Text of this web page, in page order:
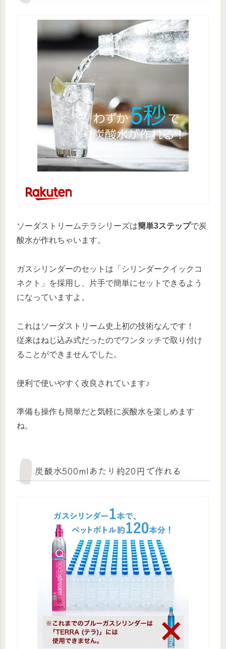
ソーダストリームテラシリーズは簡単3ステップで炭
酸水が作れちゃいます。
ガスシリンダーのセットは「シリンダークイックコ
ネクト」を採用し、片手で簡単にセットできるよう
になっていますよ。
これはソーダストリーム史上初の技術なんです！
従来はねじ込み式だったのでワンタッチで取り付け
ることができませんでした。
便利で使いやすく改良されています♪
準備も操作も簡単だと気軽に炭酸水を楽しめます
ね。
炭酸水500mlあたり約20円で作れる